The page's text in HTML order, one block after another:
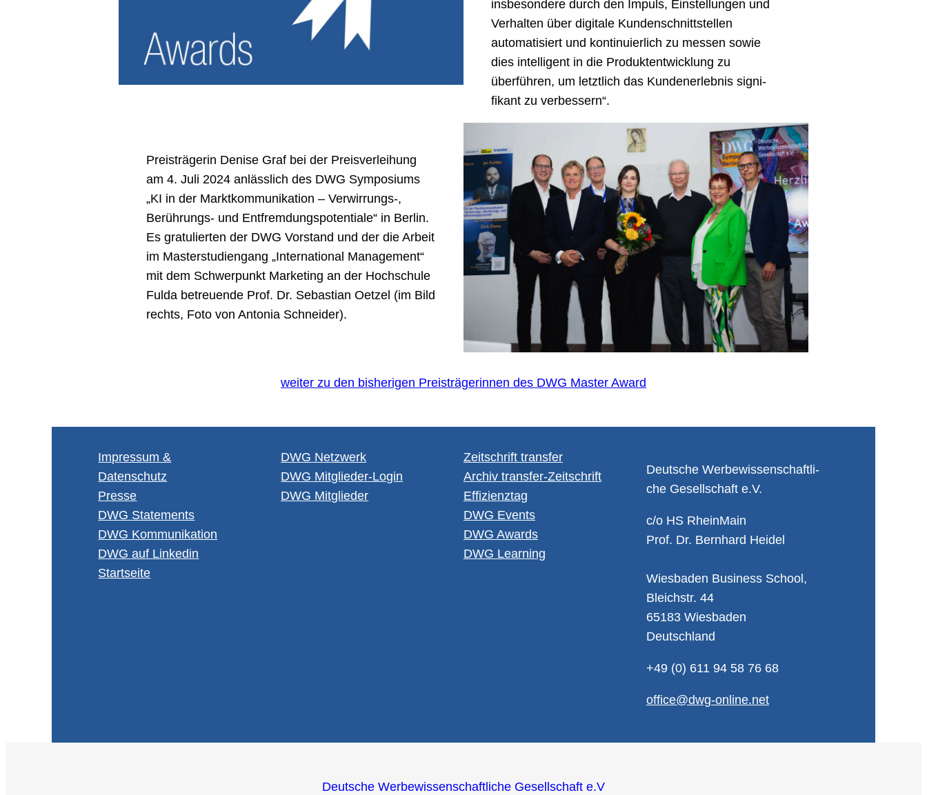
insbesondere durch den Impuls, Einstellungen und
Verhalten über digi­tale Kundenschnittstellen
automatisiert und kontinuierlich zu messen sowie
dies intel­ligent in die Produktentwicklung zu
überführen, um letztlich das Kundenerlebnis signi­
fikant zu verbessern“.
Preisträgerin Denise Graf bei der Preisverleihung
am 4. Juli 2024 anlässlich des DWG Symposiums
„KI in der Markt­kommunikation – Verwirrungs-,
Berührungs- und Entfremdungspotentiale“ in Berlin.
Es gratulierten der DWG Vorstand und der die Arbeit
im Masterstudiengang „International Management“
mit dem Schwerpunkt Marketing an der Hochschule
Fulda betreuende Prof. Dr. Sebastian Oetzel (im Bild
rechts, Foto von Antonia Schneider).
weiter zu den bisherigen Preisträgerinnen des DWG Master Award
Im­pres­sum &
Da­ten­schutz
Pres­se
DWG State­ments
DWG Kom­mu­ni­ka­ti­on
DWG auf Lin­ke­din
Start­sei­te
DWG Netz­werk
DWG Mit­glie­der-Log­in
DWG Mit­glie­der
Zeit­schrift trans­fer
Ar­chiv trans­fer-Zeit­schrift
Ef­fi­zi­enz­tag
DWG Events
DWG Awards
DWG Learning
Deut­sche Wer­be­wis­sen­schaft­li­
che Ge­sell­schaft e.V.
c/o HS Rhein­Main
Prof. Dr. Bern­hard Hei­del
Wies­ba­den Busi­ness School,
Bleich­str. 44
65183 Wies­ba­den
Deutsch­land
+49 (0) 611 94 58 76 68
of­fice@​dwg-​online.​net
Deutsche Werbewissenschaftliche Gesellschaft e.V